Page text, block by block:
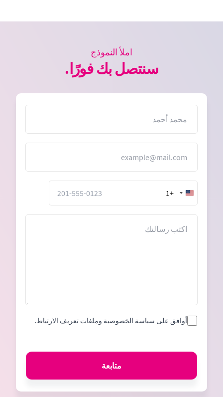
املأ النموذج
سنتصل بك فورًا.
United
States
+1
أوافق على سياسة الخصوصية وملفات تعريف الارتباط.
متابعة